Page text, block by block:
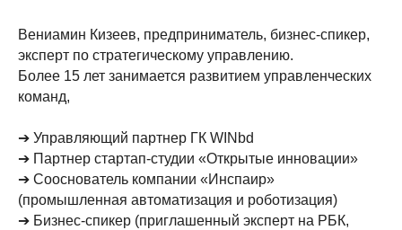
Вениамин Кизеев, предприниматель, бизнес-спикер,
эксперт по стратегическому управлению.
Более 15 лет занимается развитием управленческих
команд,
➔ Управляющий партнер ГК WINbd
➔ Партнер стартап-студии «Открытые инновации»
➔ Сооснователь компании «Инспаир»
(промышленная автоматизация и роботизация)
➔ Бизнес-спикер (приглашенный эксперт на РБК,